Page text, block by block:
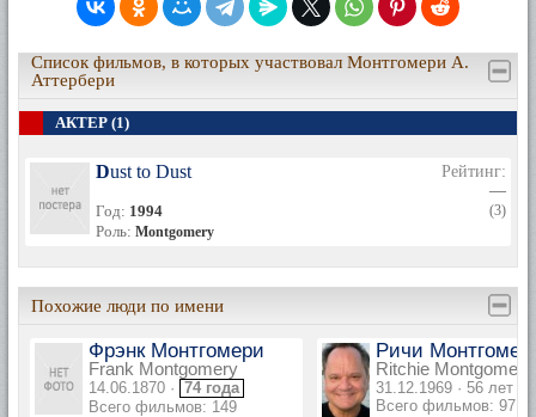
Список фильмов, в которых участвовал Монтгомери А.
Аттербери
АКТЕР (1)
Dust to Dust
Год: 1994
Роль: Montgomery
Рейтинг:
—
(3)
Похожие люди по имени
Фрэнк Монтгомери
Frank Montgomery
14.06.1870 · 74 года
Всего фильмов: 149
Ричи
Ritchie Montgomery
31.12.1969 · 56 лет
Всего фильмов: 97